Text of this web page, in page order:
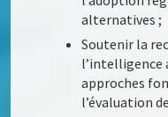
alternatives ;
Soutenir la
l’intelligence
approches
l’évaluation